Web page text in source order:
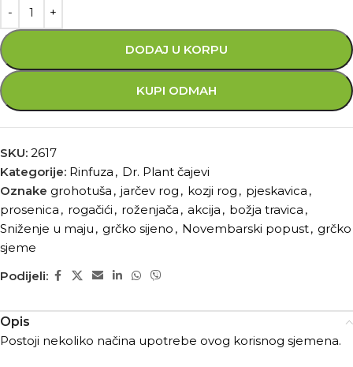
DODAJ U KORPU
KUPI ODMAH
SKU: 2617
Kategorije: Rinfuza , Dr. Plant čajevi
Oznake grohotuša , jarčev rog , kozji rog , pjeskavica ,
prosenica , rogačići , roženjača , akcija , božja travica ,
Sniženje u maju , grčko sijeno , Novembarski popust, grčko
sjeme
Podijeli:
Opis
Postoji nekoliko načina upotrebe ovog korisnog sjemena.